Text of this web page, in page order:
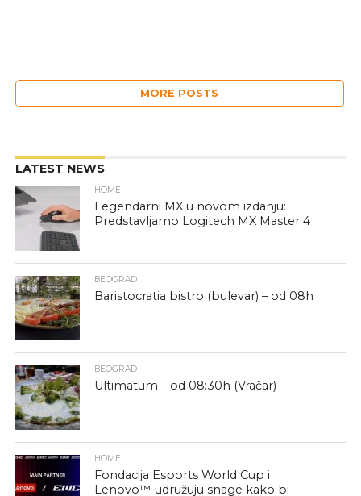
MORE POSTS
LATEST NEWS
HOME
Legendarni MX u novom izdanju:
Predstavljamo Logitech MX Master 4
BEOGRAD
Baristocratia bistro (bulevar) – od 08h
BEOGRAD
Ultimatum – od 08:30h (Vračar)
HOME
Fondacija Esports World Cup i
Lenovo™ udružuju snage kako bi